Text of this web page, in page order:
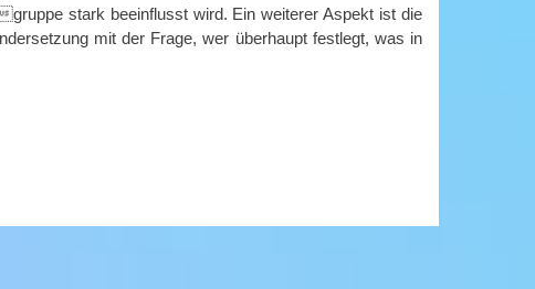
stark beeinflusst wird. Ein weiterer Aspekt ist die
mit der Frage, wer überhaupt festlegt, was in